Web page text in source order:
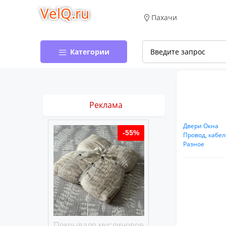
VelQ.ru Пахачи
Категории
Двери Окна
Провод,
Разное
Реклама
-55%